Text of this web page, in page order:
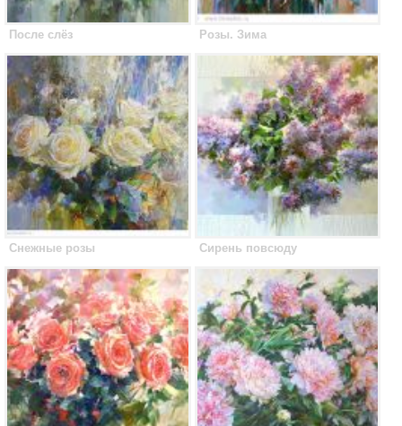
После слёз Розы. Зима
Снежные розы Сирень повсюду